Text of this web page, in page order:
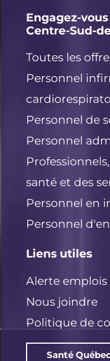
I
n
Engagez-
Centre-Sud-
Toutes les
Personnel
Personnel de
Personnel
santé et des
Personnel en
Personnel
Liens utiles
Alerte emplois
Nous joindre
Politique de
Santé